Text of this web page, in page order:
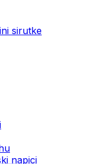
sirutke
napici